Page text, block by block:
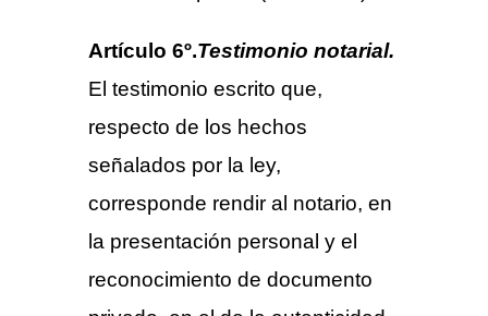
Artículo 6º.Testimonio notarial.
El testimonio escrito que,
respecto de los hechos
señalados por la ley,
corresponde rendir al notario, en
la presentación personal y el
reconocimiento de documento